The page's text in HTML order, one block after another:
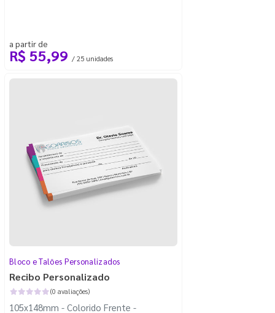
a partir de
R$ 55,99 / 25 unidades
Bloco e Talões Personalizados
Recibo Personalizado
(0 avaliações)
105x148mm - Colorido Frente -